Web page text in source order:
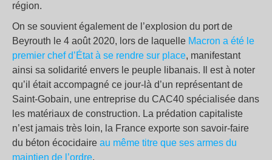
région.
On se souvient également de l’explosion du port de
Beyrouth le 4 août 2020, lors de laquelle Macron a été le
premier chef d’État à se rendre sur place, manifestant
ainsi sa solidarité envers le peuple libanais. Il est à noter
qu’il était accompagné ce jour-là d’un représentant de
Saint-Gobain, une entreprise du CAC40 spécialisée dans
les matériaux de construction. La prédation capitaliste
n’est jamais très loin, la France exporte son savoir-faire
du béton écocidaire au même titre que ses armes du
maintien de l’ordre.